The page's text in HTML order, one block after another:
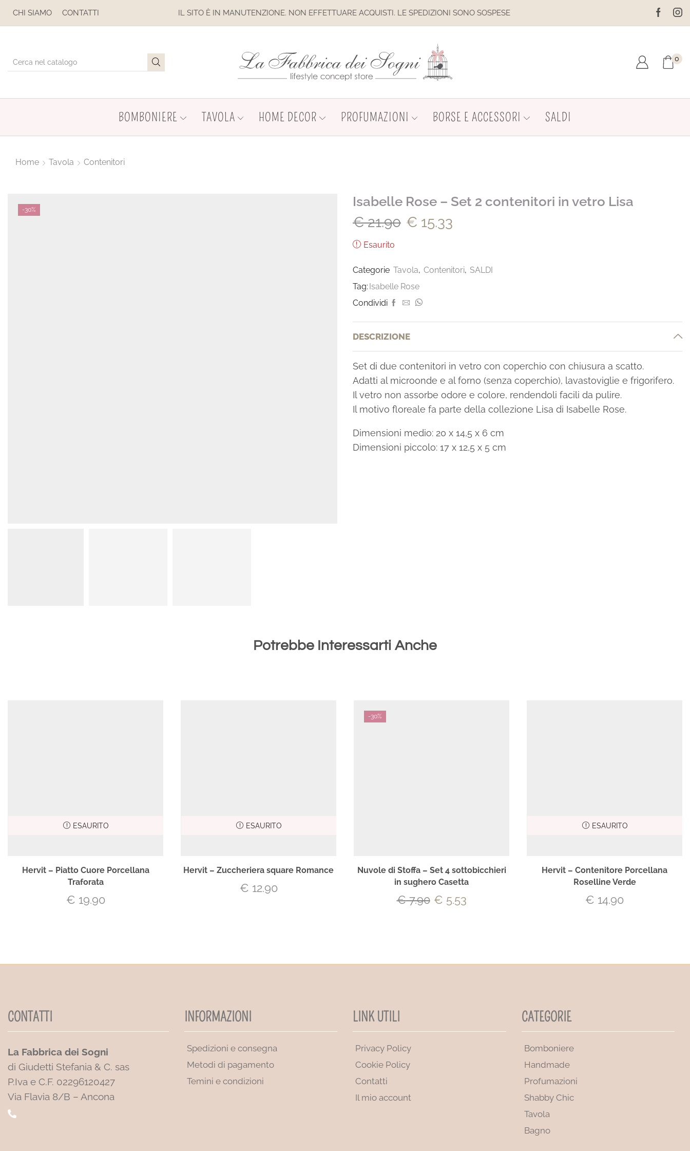
CHI SIAMO CONTATTI
IL SITO È IN MANUTENZIONE. NON EFFETTUARE ACQUISTI. LE SPEDIZIONI SONO SOSPESE IL SITO È IN MANUTENZIONE. NON
0
BOMBONIERE TAVOLA HOME DECOR PROFUMAZIONI BORSE E ACCESSORI SALDI
Home Tavola Contenitori
-30%
Isabelle Rose – Set 2 contenitori in vetro Lisa
€21.90 € 15.33
Esaurito
Categorie Tavola, Contenitori, SALDI
Tag: Isabelle Rose
Condividi
DESCRIZIONE
Set di due contenitori in vetro con coperchio con chiusura a scatto.
Adatti al microonde e al forno (senza coperchio), lavastoviglie e frigorifero.
Il vetro non assorbe odore e colore, rendendoli facili da pulire.
Il motivo floreale fa parte della collezione Lisa di Isabelle Rose.
Dimensioni medio: 20 x 14,5 x 6 cm
Dimensioni piccolo: 17 x 12,5 x 5 cm
Potrebbe Interessarti Anche
ESAURITO
Hervit – Piatto Cuore Porcellana
Traforata
€ 19.90
ESAURITO
Hervit – Zuccheriera square Romance
€ 12.90
-30%
Nuvole di Stoffa – Set 4 sottobicchieri
in sughero Casetta
€7.90 € 5.53
ESAURITO
Hervit – Contenitore Porcellana
Roselline Verde
€ 14.90
CONTATTI
La Fabbrica dei Sogni
di Giudetti Stefania & C. sas
P.Iva e C.F. 02296120427
Via Flavia 8/B – Ancona
INFORMAZIONI
Spedizioni e consegna
Metodi di pagamento
Temini e condizioni
LINK UTILI
Privacy Policy
Cookie Policy
Contatti
Il mio account
CATEGORIE
Bomboniere
Handmade
Profumazioni
Shabby Chic
Tavola
Bagno